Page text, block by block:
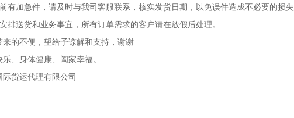
有加急件，请及时与我司客服联系，核实发货日期，以免误件造成不必要的损失
排送货和业务事宜，所有订单需求的客户请在放假后处理。
来的不便，望给予谅解和支持，谢谢
、身体健康、阖家幸福。
货运代理有限公司